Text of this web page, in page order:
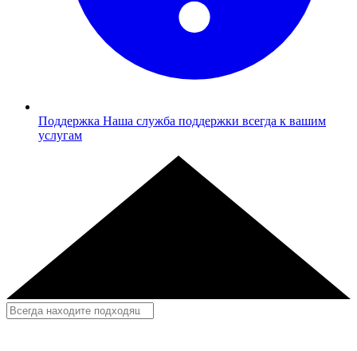
Поддержка Наша служба поддержки всегда к вашим
услугам